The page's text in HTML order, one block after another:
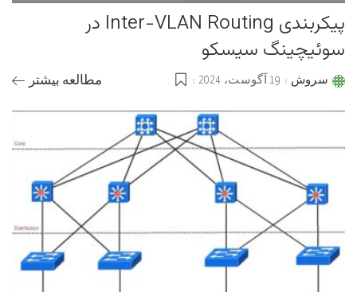
پیکربندی Inter-VLAN Routing در
سوئیچینگ سیسکو
Postedسروش 19 آگوست، 2024 مطالعه بیشتر